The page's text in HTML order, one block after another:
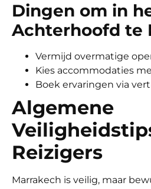
Dingen om in
Achterhoofd te
Vermijd overmatige
Kies accommodaties
Boek ervaringen via
Algemene
Reizigers
Marrakech is veilig, maar